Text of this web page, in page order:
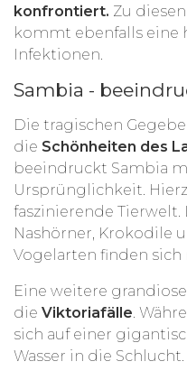
konfrontiert. Zu
kommt ebenfalls eine
Infektionen.
Sambia -
Die tragischen
die Schönheiten des
beeindruckt Sambia
Ursprünglichkeit.
faszinierende Tierwelt.
Nashörner, Krokodile
Vogelarten finden
Eine weitere
die Viktoriafälle.
sich auf einer
Wasser in die Schlucht.